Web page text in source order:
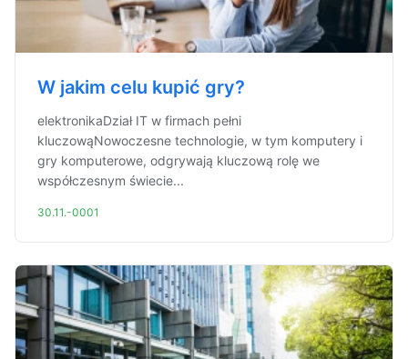
W jakim celu kupić gry?
elektronikaDział IT w firmach pełni
kluczowąNowoczesne technologie, w tym komputery i
gry komputerowe, odgrywają kluczową rolę we
współczesnym świecie...
30.11.-0001